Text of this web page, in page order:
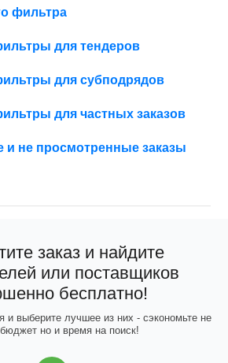
фильтра
для тендеров
для субподрядов
для частных заказов
и не просмотренные заказы
заказ и найдите
или поставщиков
бесплатно!
и выберите лучшее из них - сэкономьте не
но и время на поиск!